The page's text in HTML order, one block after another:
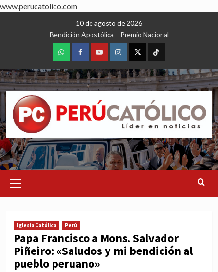
www.perucatolico.com
10 de agosto de 2026
Bendición Apostólica
Premio Nacional
WhatsAppFacebookYoutubeInstagram
X TikTok
Menu
Iglesia Católica Perú
Papa Francisco a Mons. Salvador
Piñeiro: «Saludos y mi bendición al
pueblo peruano»